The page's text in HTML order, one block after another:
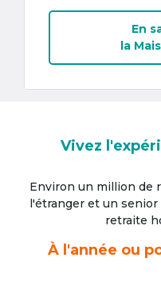
En
la
Vivez
Environ un million de
l'étrangeret un senior
retraite
À l'année ou